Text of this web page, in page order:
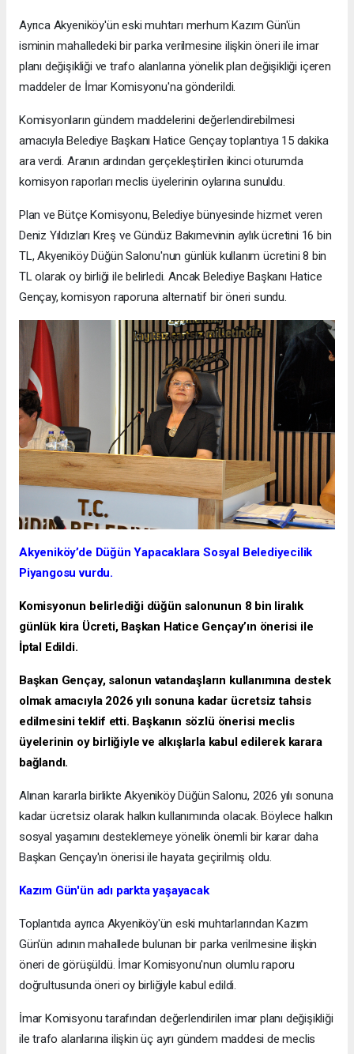
Ayrıca Akyeniköy'ün eski muhtarı merhum Kazım Gün'ün
isminin mahalledeki bir parka verilmesine ilişkin öneri ile imar
planı değişikliği ve trafo alanlarına yönelik plan değişikliği içeren
maddeler de İmar Komisyonu'na gönderildi.
Komisyonların gündem maddelerini değerlendirebilmesi
amacıyla Belediye Başkanı Hatice Gençay toplantıya 15 dakika
ara verdi. Aranın ardından gerçekleştirilen ikinci oturumda
komisyon raporları meclis üyelerinin oylarına sunuldu.
Plan ve Bütçe Komisyonu, Belediye bünyesinde hizmet veren
Deniz Yıldızları Kreş ve Gündüz Bakımevinin aylık ücretini 16 bin
TL, Akyeniköy Düğün Salonu'nun günlük kullanım ücretini 8 bin
TL olarak oy birliği ile belirledi. Ancak Belediye Başkanı Hatice
Gençay, komisyon raporuna alternatif bir öneri sundu.
Akyeniköy’de Düğün Yapacaklara Sosyal Belediyecilik
Piyangosu vurdu.
Komisyonun belirlediği düğün salonunun 8 bin liralık
günlük kira Ücreti, Başkan Hatice Gençay’ın önerisi ile
İptal Edildi.
Başkan Gençay, salonun vatandaşların kullanımına destek
olmak amacıyla 2026 yılı sonuna kadar ücretsiz tahsis
edilmesini teklif etti. Başkanın sözlü önerisi meclis
üyelerinin oy birliğiyle ve alkışlarla kabul edilerek karara
bağlandı.
Alınan kararla birlikte Akyeniköy Düğün Salonu, 2026 yılı sonuna
kadar ücretsiz olarak halkın kullanımında olacak. Böylece halkın
sosyal yaşamını desteklemeye yönelik önemli bir karar daha
Başkan Gençay'ın önerisi ile hayata geçirilmiş oldu.
Kazım Gün'ün adı parkta yaşayacak
Toplantıda ayrıca Akyeniköy'ün eski muhtarlarından Kazım
Gün'ün adının mahallede bulunan bir parka verilmesine ilişkin
öneri de görüşüldü. İmar Komisyonu'nun olumlu raporu
doğrultusunda öneri oy birliğiyle kabul edildi.
İmar Komisyonu tarafından değerlendirilen imar planı değişikliği
ile trafo alanlarına ilişkin üç ayrı gündem maddesi de meclis